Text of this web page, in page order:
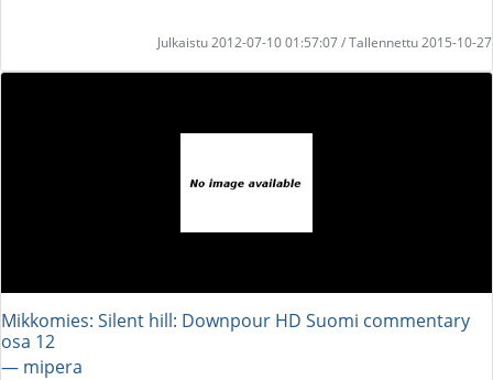
Julkaistu 2012-07-10 01:57:07 / Tallennettu 2015-10-27
Mikkomies: Silent hill: Downpour HD Suomi commentary
osa 12
― mipera